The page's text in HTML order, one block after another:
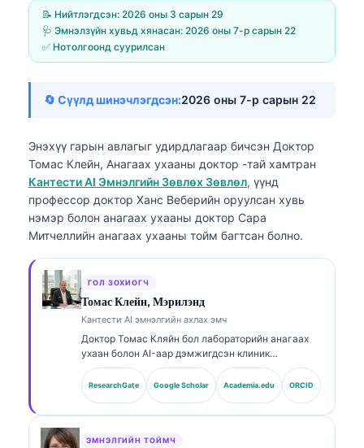
📝 Нийтлэгдсэн: 2026 оны 3 сарын 29
🩺 Эмнэлзүйн хувьд хянасан: 2026 оны 7-р сарын 22
✅ Нотолгоонд суурилсан
🔄 Сүүлд шинэчлэгдсэн:2026 оны 7-р сарын 22
Энэхүү гарын авлагыг удирдлагаар бичсэн Доктор
Томас Клейн, Анагаах ухааны доктор -тай хамтран
Кантести AI Эмнэлгийн Зөвлөх Зөвлөл, үүнд
профессор доктор Ханс Веберийн оруулсан хувь
нэмэр болон анагаах ухааны доктор Сара
Митчеллийн анагаах ухааны тойм багтсан болно.
ГОЛ ЗОХИОГЧ
Томас Клейн, Мэрилэнд
Кантести AI эмнэлгийн ахлах эмч
Доктор Томас Кляйн бол лабораторийн анагаах
ухаан болон AI-аар дэмжигдсэн клиник
шинжилгээнд 15 гаруй жилийн туршлагатай,
зөвшөөрөгдсөн (board-certified) клиник
гематологич, дотрын эмч юм. Kantesti AI
эмнэлзүйн үнэн зөв байдлын талаар эмнэлзүйн
ResearchGate Google Scholar Academia.edu ORCID
ЭМНЭЛГИЙН ТОЙМЧ